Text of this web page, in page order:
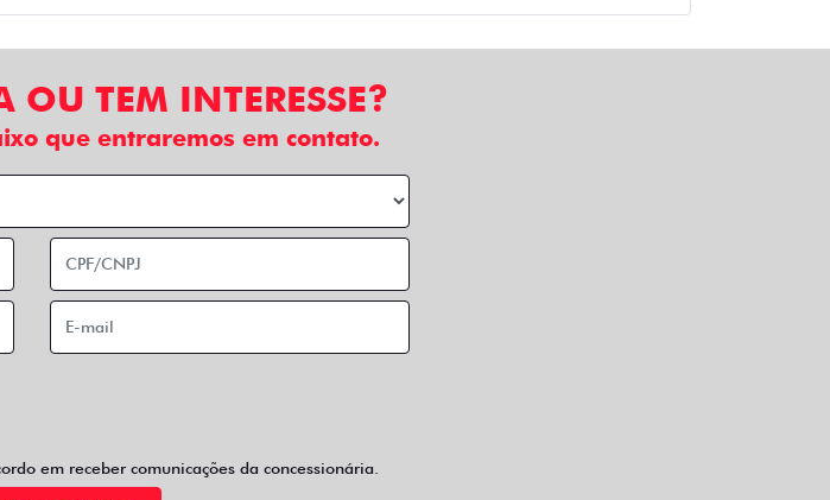
OU TEM INTERESSE?
que entraremos em contato.
em receber comunicações da concessionária.